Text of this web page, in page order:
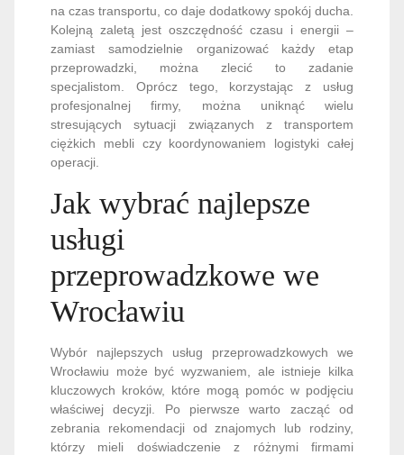
na czas transportu, co daje dodatkowy spokój ducha.
Kolejną zaletą jest oszczędność czasu i energii –
zamiast samodzielnie organizować każdy etap
przeprowadzki, można zlecić to zadanie
specjalistom. Oprócz tego, korzystając z usług
profesjonalnej firmy, można uniknąć wielu
stresujących sytuacji związanych z transportem
ciężkich mebli czy koordynowaniem logistyki całej
operacji.
Jak wybrać najlepsze
usługi
przeprowadzkowe we
Wrocławiu
Wybór najlepszych usług przeprowadzkowych we
Wrocławiu może być wyzwaniem, ale istnieje kilka
kluczowych kroków, które mogą pomóc w podjęciu
właściwej decyzji. Po pierwsze warto zacząć od
zebrania rekomendacji od znajomych lub rodziny,
którzy mieli doświadczenie z różnymi firmami